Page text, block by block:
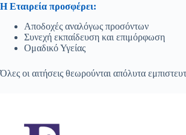
Η Εταιρεία προσφέρει:
Αποδοχές αναλόγως προσόντων
Συνεχή εκπαίδευση και επιμόρφωση
Ομαδικό Υγείας
Όλες οι αιτήσεις θεωρούνται απόλυτα